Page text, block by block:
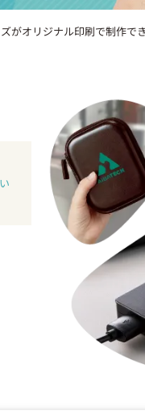
がオリジナル印刷で制作で